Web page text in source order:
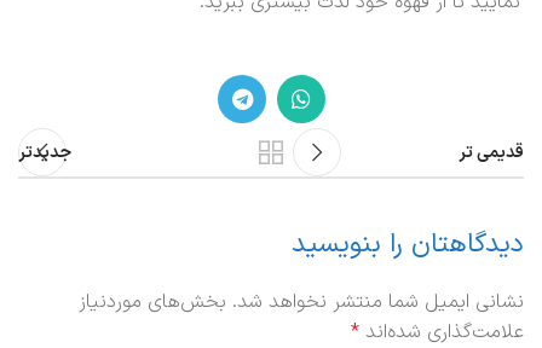
جدیدتر قدیمی تر
دیدگاهتان را بنویسید
نشانی ایمیل شما منتشر نخواهد شد. بخش‌های موردنیاز
علامت‌گذاری شده‌اند *